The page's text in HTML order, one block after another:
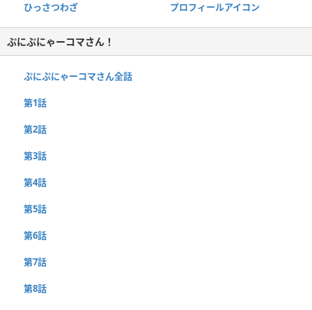
ひっさつわざ プロフィールアイコン
ぷにぷにゃーコマさん！
ぷにぷにゃーコマさん全話
第1話
第2話
第3話
第4話
第5話
第6話
第7話
第8話